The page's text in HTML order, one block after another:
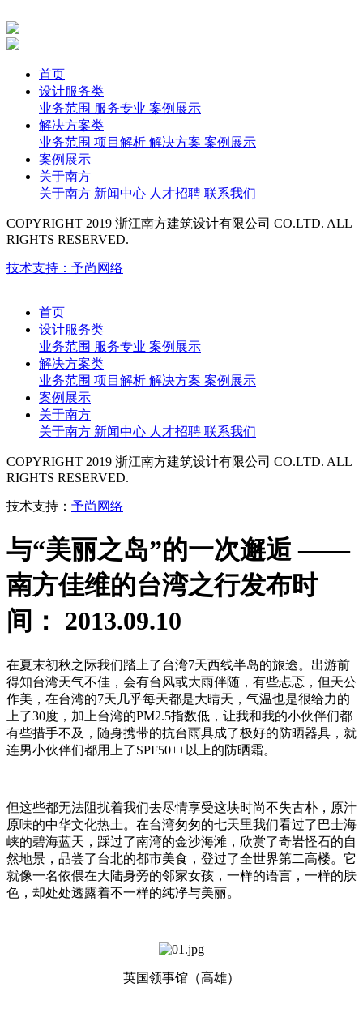
首页
设计服务类
业务范围 服务专业 案例展示
解决方案类
业务范围 项目解析 解决方案 案例展示
案例展示
关于南方
关于南方 新闻中心 人才招聘 联系我们
COPYRIGHT 2019 浙江南方建筑设计有限公司 CO.LTD. ALL
RIGHTS RESERVED.
技术支持：予尚网络
首页
设计服务类
业务范围 服务专业 案例展示
解决方案类
业务范围 项目解析 解决方案 案例展示
案例展示
关于南方
关于南方 新闻中心 人才招聘 联系我们
COPYRIGHT 2019 浙江南方建筑设计有限公司 CO.LTD. ALL
RIGHTS RESERVED.
技术支持： 予尚网络
与“美丽之岛”的一次邂逅 ——
南方佳维的台湾之行发布时
间： 2013.09.10
在夏末初秋之际我们踏上了台湾7天西线半岛的旅途。出游前
得知台湾天气不佳，会有台风或大雨伴随，有些忐忑，但天公
作美，在台湾的7天几乎每天都是大晴天，气温也是很给力的
上了30度，加上台湾的PM2.5指数低，让我和我的小伙伴们都
有些措手不及，随身携带的抗台雨具成了极好的防晒器具，就
连男小伙伴们都用上了SPF50++以上的防晒霜。
但这些都无法阻扰着我们去尽情享受这块时尚不失古朴，原汁
原味的中华文化热土。在台湾匆匆的七天里我们看过了巴士海
峡的碧海蓝天，踩过了南湾的金沙海滩，欣赏了奇岩怪石的自
然地景，品尝了台北的都市美食，登过了全世界第二高楼。它
就像一名依偎在大陆身旁的邻家女孩，一样的语言，一样的肤
色，却处处透露着不一样的纯净与美丽。
英国领事馆（高雄）